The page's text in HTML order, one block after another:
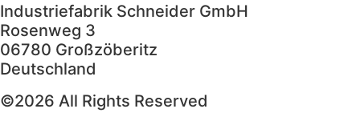
Industriefabrik Schneider GmbH
Rosenweg 3
06780 Großzöberitz
Deutschland
©2026 All Rights Reserved